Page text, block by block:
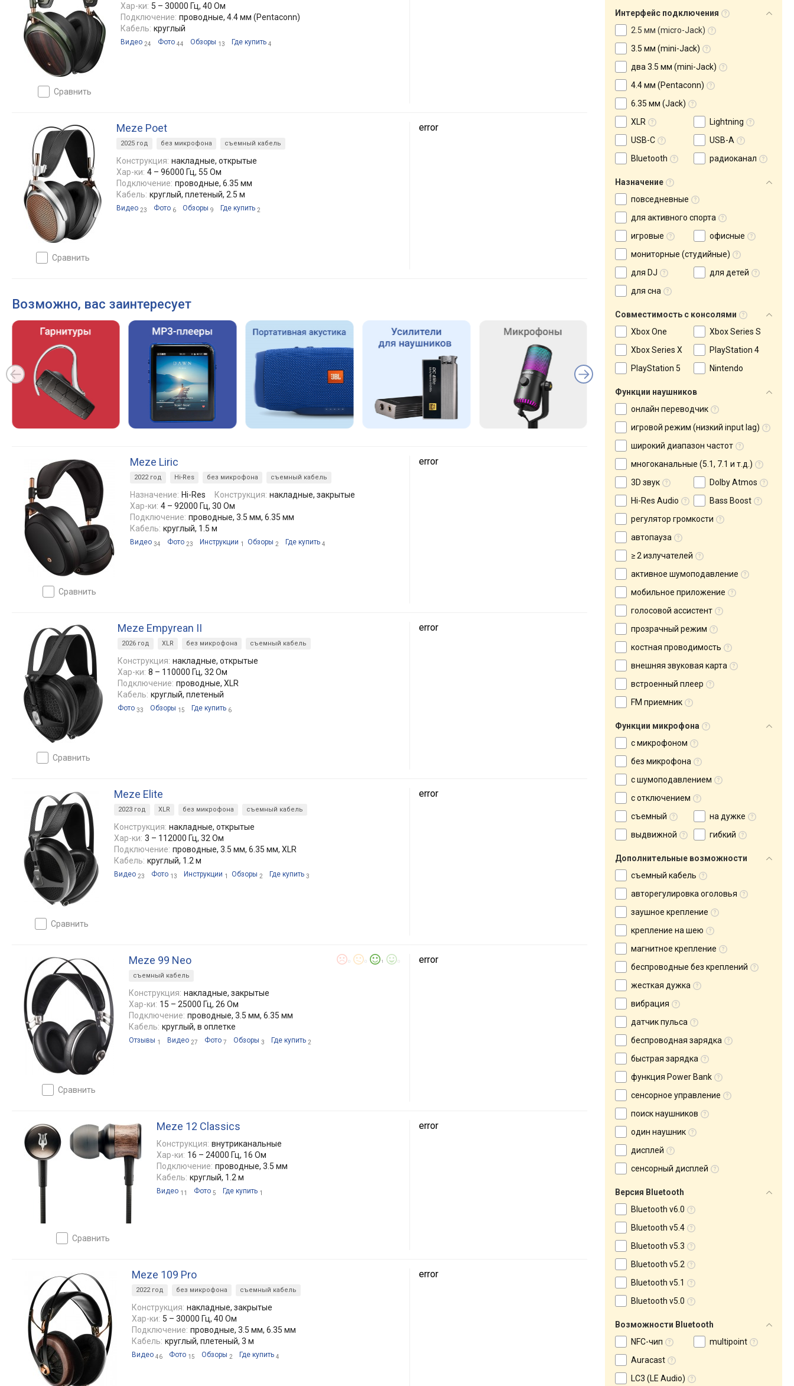
сравнить
Хар-ки: 5 – 30000 Гц, 40 Ом
Подключение: проводные, 4.4 мм (Pentaconn)
Кабель: круглый
Видео 24 Фото 44 Обзоры 13 Где купить 4
сравнить
Meze Poet
2025 год без микрофона съемный кабель
Конструкция: накладные, открытые
Хар-ки: 4 – 96000 Гц, 55 Ом
Подключение: проводные, 6.35 мм
Кабель: круглый, плетеный, 2.5 м
Видео 23 Фото 6 Обзоры 9 Где купить 2
error
Возможно, вас заинтересует
сравнить
Meze Liric
2022 год Hi-Res без микрофона съемный кабель
Назначение: Hi-Res Конструкция: накладные, закрытые
Хар-ки: 4 – 92000 Гц, 30 Ом
Подключение: проводные, 3.5 мм, 6.35 мм
Кабель: круглый, 1.5 м
Видео 34 Фото 23 Инструкции 1 Обзоры 2 Где купить 4
error
сравнить
Meze Empyrean II
2026 год XLR без микрофона съемный кабель
Конструкция: накладные, открытые
Хар-ки: 8 – 110000 Гц, 32 Ом
Подключение: проводные, XLR
Кабель: круглый, плетеный
Фото 33 Обзоры 15 Где купить 6
error
сравнить
Meze Elite
2023 год XLR без микрофона съемный кабель
Конструкция: накладные, открытые
Хар-ки: 3 – 112000 Гц, 32 Ом
Подключение: проводные, 3.5 мм, 6.35 мм, XLR
Кабель: круглый, 1.2 м
Видео 23 Фото 13 Инструкции 1 Обзоры 2 Где купить 3
error
сравнить
Meze 99 Neo 1
съемный кабель
Конструкция: накладные, закрытые
Хар-ки: 15 – 25000 Гц, 26 Ом
Подключение: проводные, 3.5 мм, 6.35 мм
Кабель: круглый, в оплетке
Отзывы 1 Видео 27 Фото 7 Обзоры 3 Где купить 2
error
сравнить
Meze 12 Classics
Конструкция: внутриканальные
Хар-ки: 16 – 24000 Гц, 16 Ом
Подключение: проводные, 3.5 мм
Кабель: круглый, 1.2 м
Видео 11 Фото 5 Где купить 1
error
Meze 109 Pro
2022 год без микрофона съемный кабель
Конструкция: накладные, закрытые
Хар-ки: 5 – 30000 Гц, 40 Ом
Подключение: проводные, 3.5 мм, 6.35 мм
Кабель: круглый, плетеный, 3 м
Видео 46 Фото 15 Обзоры 2 Где купить 4
error
Интерфейс подключения
2.5 мм (micro-Jack)
3.5 мм (mini-Jack)
два 3.5 мм (mini-Jack)
4.4 мм (Pentaconn)
6.35 мм (Jack)
XLR
Lightning
USB-C
USB-A
Bluetooth
радиоканал
Назначение
повседневные
для активного спорта
игровые
офисные
мониторные (студийные)
для DJ
для детей
для сна
Совместимость с консолями
Xbox One
Xbox Series S
Xbox Series X
PlayStation 4
PlayStation 5
Nintendo
Функции наушников
онлайн переводчик
игровой режим (низкий input lag)
широкий диапазон частот
многоканальные (5.1, 7.1 и т.д.)
3D звук
Dolby Atmos
Hi-Res Audio
Bass Boost
регулятор громкости
автопауза
≥ 2 излучателей
активное шумоподавление
мобильное приложение
голосовой ассистент
прозрачный режим
костная проводимость
внешняя звуковая карта
встроенный плеер
FM приемник
Функции микрофона
с микрофоном
без микрофона
с шумоподавлением
с отключением
съемный
на дужке
выдвижной
гибкий
Дополнительные возможности
съемный кабель
авторегулировка оголовья
заушное крепление
крепление на шею
магнитное крепление
беспроводные без креплений
жесткая дужка
вибрация
датчик пульса
беспроводная зарядка
быстрая зарядка
функция Power Bank
сенсорное управление
поиск наушников
один наушник
дисплей
сенсорный дисплей
Версия Bluetooth
Bluetooth v6.0
Bluetooth v5.4
Bluetooth v5.3
Bluetooth v5.2
Bluetooth v5.1
Bluetooth v5.0
Возможности Bluetooth
NFC-чип
multipoint
Auracast
LC3 (LE Audio)